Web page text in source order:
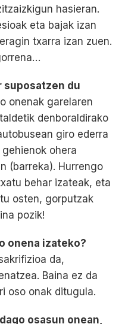
hasieran.
eta bajak izan
txarra izan zuen.
suposatzen du
onenak garelaren
denboraldirako
giro ederra
ohera
(barreka). Hurrengo
behar izateak, eta
osten, gorputzak
pozik!
onena izateko?
da,
Baina ez da
oso onak ditugula.
osasun onean,